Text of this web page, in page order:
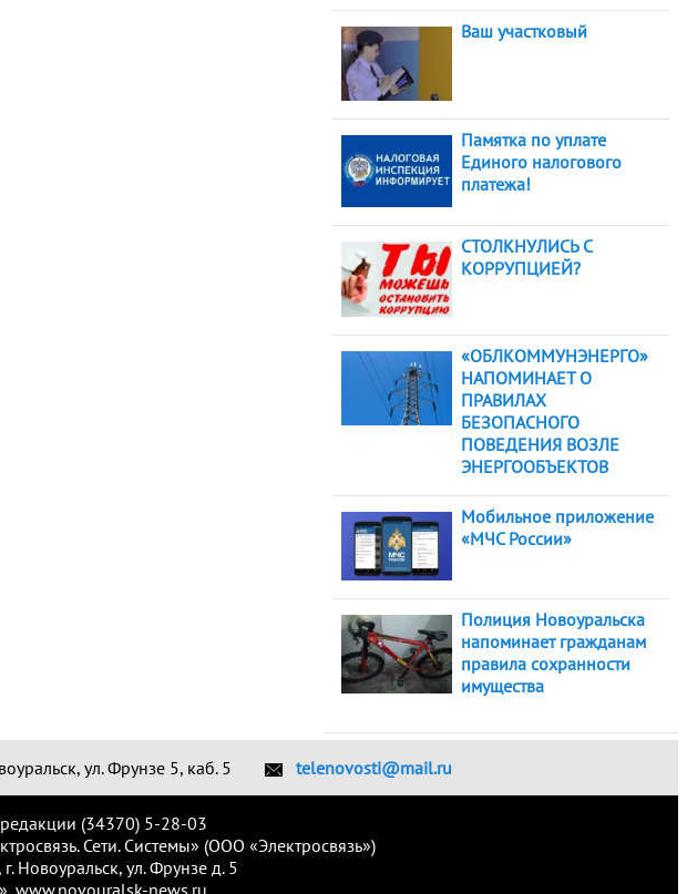
Ваш участковый
Памятка по уплате
Единого налогового
платежа!
СТОЛКНУЛИСЬ С
КОРРУПЦИЕЙ?
«ОБЛКОММУНЭНЕРГО»
НАПОМИНАЕТ О
ПРАВИЛАХ
БЕЗОПАСНОГО
ПОВЕДЕНИЯ ВОЗЛЕ
ЭНЕРГООБЪЕКТОВ
Мобильное приложение
«МЧС России»
Полиция Новоуральска
напоминает гражданам
правила сохранности
имущества
ул. Фрунзе 5, каб. 5 telenovosti@mail.ru
(34370) 5-28-03
Сети. Системы» (ООО «Электросвязь»)
Новоуральск, ул. Фрунзе д. 5